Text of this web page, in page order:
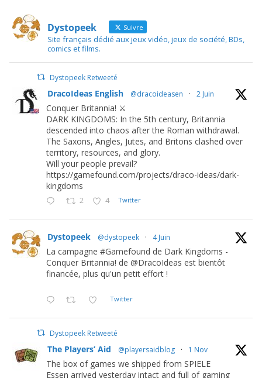
Dystopeek Suivre
Site français dédié aux jeux vidéo, jeux de société, BDs,
comics et films.
Dystopeek Retweeté
DracoIdeas English @dracoideasen · 2 Juin
Conquer Britannia! ⚔️
DARK KINGDOMS: In the 5th century, Britannia
descended into chaos after the Roman withdrawal.
The Saxons, Angles, Jutes, and Britons clashed over
territory, resources, and glory.
Will your people prevail?
https://gamefound.com/projects/draco-ideas/dark-
kingdoms
2 4 Twitter
Dystopeek @dystopeek · 4 Juin
La campagne #Gamefound de Dark Kingdoms -
Conquer Britannia! de @DracoIdeas est bientôt
financée, plus qu'un petit effort !
Twitter
Dystopeek Retweeté
The Players’ Aid @playersaidblog · 1 Nov
The box of games we shipped from SPIELE
Essen arrived yesterday intact and full of gaming